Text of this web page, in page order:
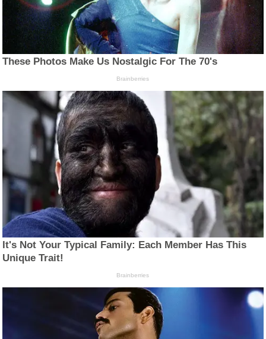
These Photos Make Us Nostalgic For The 70's
Brainberries
It's Not Your Typical Family: Each Member Has This
Unique Trait!
Brainberries